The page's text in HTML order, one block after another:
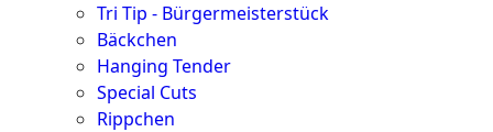
Tri Tip - Bürgermeisterstück
Bäckchen
Hanging Tender
Special Cuts
Rippchen